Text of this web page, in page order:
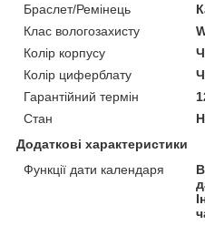
Браслет/Ремінець
Клас вологозахисту
Колір корпусу
Колір циферблату
Гарантійний термін
Стан
Додаткові характеристики
Функції дати календаря